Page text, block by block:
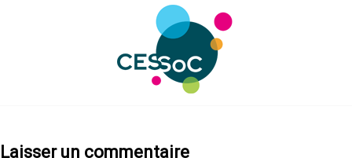
Laisser un commentaire